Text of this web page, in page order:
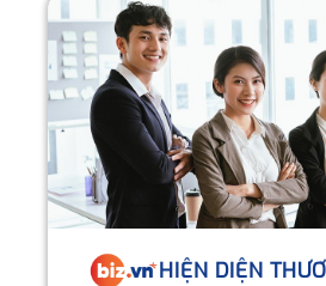
HIỆN DIỆN